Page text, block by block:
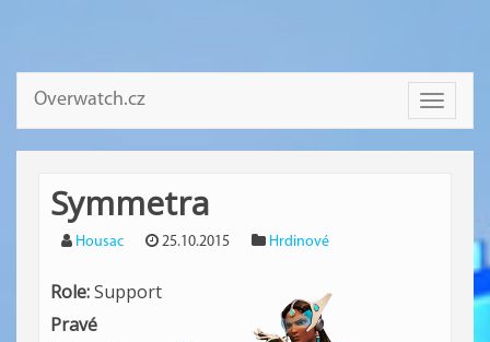
Toggle
Overwatch.cz
Symmetra
Housac 25.10.2015 Hrdinové
Role:Support
Pravé